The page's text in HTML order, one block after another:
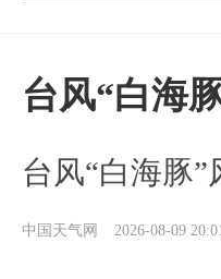
台风“白海
台风“白海豚”
中国天气网 2026-08-09